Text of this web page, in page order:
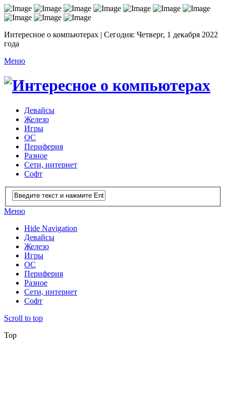
Интересное о компьютерах | Сегодня: Четверг, 1 декабря 2022
года
Меню
Девайсы
Железо
Игры
ОС
Периферия
Разное
Сети, интернет
Софт
Меню
Hide Navigation
Девайсы
Железо
Игры
ОС
Периферия
Разное
Сети, интернет
Софт
Scroll to top
Top